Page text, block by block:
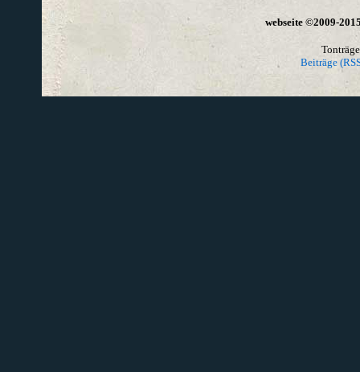
webseite ©2009-
Beiträge